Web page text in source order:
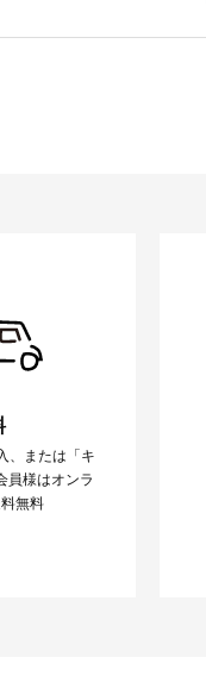
、または「キ
員様はオンラ
無料